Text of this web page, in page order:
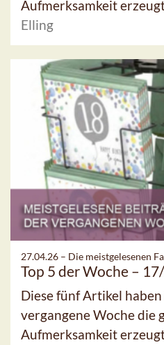
Aufmerksamkeit
Elling
27.04.26 – Die meistgelesenen
Top 5 der Woche –
Diese fünf Artikel
vergangene Woche die
Aufmerksamkeit